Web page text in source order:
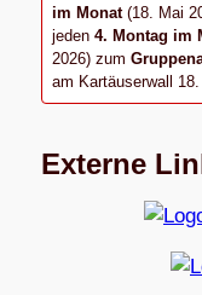
im Monat (18. Mai
jeden 4. Montag im
2026) zum
am Kartäuserwall 18.
Externe